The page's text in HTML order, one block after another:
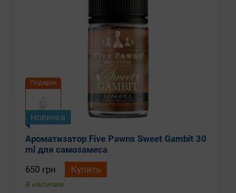
Подарок
Новинка
Ароматизатор Five Pawns Sweet Gambit 30
ml для самозамеса
650 грн
Купить
В наличии